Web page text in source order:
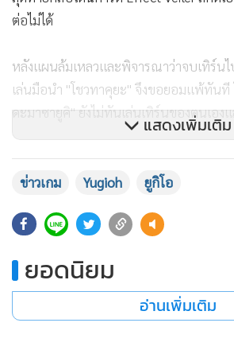
ต่อไม่ได้
หลังแผนล้มเหลวและพิจารณาว่าจบเทิร์น
เล่นมือนำ "โชวทาคุยะ" จึงขอยอมแพ้ทันที
ดะมาซายูคิ" ยังไม่ทันเล่นเทิร์นของตนเอง
ในวงการการ์ดยูกิโอ ลักษณะการเล่นคอม
เดียวจะมีศัพท์เรียกว่าโซลิแทร์ (Solitaire)
แสดงเพิ่มเติม
ข่าวเกม Yugioh ยูกิโอ
ยอดนิยม
อ่านเพิ่มเติม